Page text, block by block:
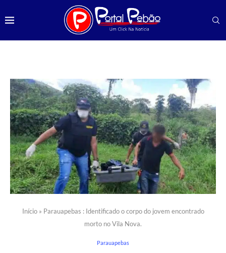
Início» Parauapebas : Identificado o corpo do jovem encontrado
morto no Vila Nova.
Parauapebas